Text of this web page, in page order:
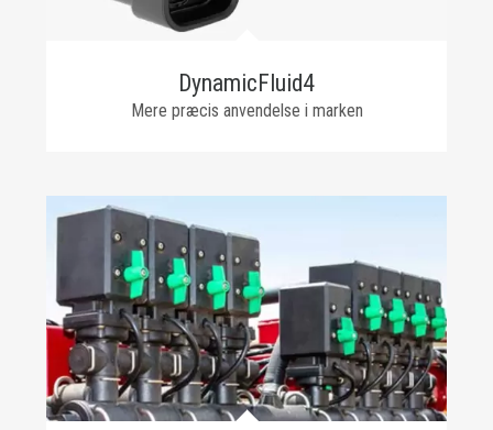
DynamicFluid4
Mere præcis anvendelse i marken